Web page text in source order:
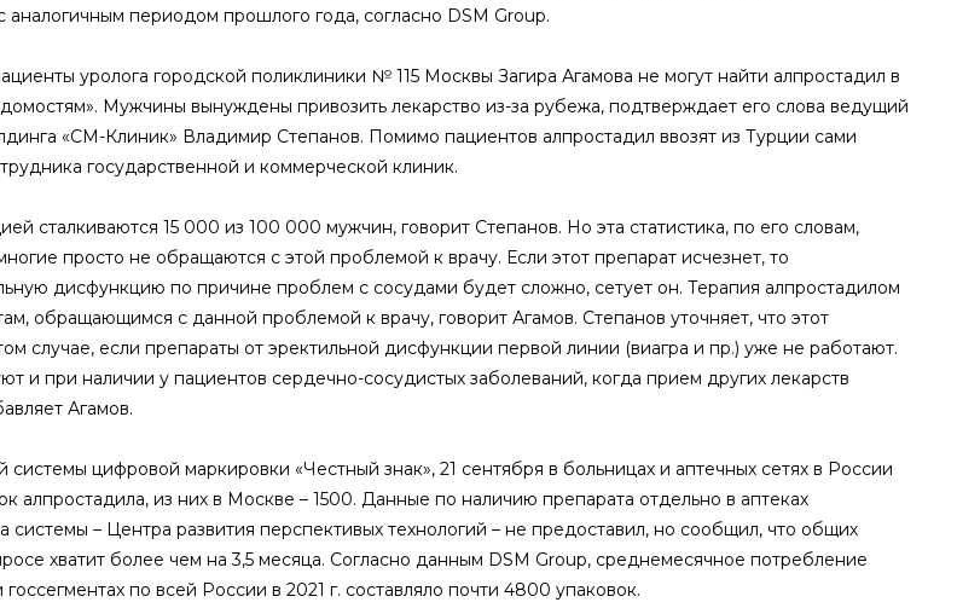
аналогичным периодом прошлого года, согласно DSM Group.
уролога городской поликлиники № 115 Москвы Загира Агамова не могут найти алпростадил в
Мужчины вынуждены привозить лекарство из-за рубежа, подтверждает его слова ведущий
«СМ-Клиник» Владимир Степанов. Помимо пациентов алпростадил ввозят из Турции сами
государственной и коммерческой клиник.
сталкиваются 15 000 из 100 000 мужчин, говорит Степанов. Но эта статистика, по его словам,
просто не обращаются с этой проблемой к врачу. Если этот препарат исчезнет, то
дисфункцию по причине проблем с сосудами будет сложно, сетует он. Терапия алпростадилом
обращающимся с данной проблемой к врачу, говорит Агамов. Степанов уточняет, что этот
случае, если препараты от эректильной дисфункции первой линии (виагра и пр.) уже не работают.
и при наличии у пациентов сердечно-сосудистых заболеваний, когда прием других лекарств
Агамов.
цифровой маркировки «Честный знак», 21 сентября в больницах и аптечных сетях в России
алпростадила, из них в Москве – 1500. Данные по наличию препарата отдельно в аптеках
системы – Центра развития перспективых технологий – не предоставил, но сообщил, что общих
хватит более чем на 3,5 месяца. Согласно данным DSM Group, среднемесячное потребление
по всей России в 2021 г. составляло почти 4800 упаковок.